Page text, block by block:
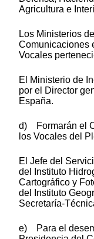
Agricultura e
Los Ministerios
Comunicaciones
Vocales
El Ministerio de
por el Director
España.
d) Formarán el
los Vocales del
El Jefe del
del Instituto
Cartográfico y
del Instituto
Secretaría-
e) Para el